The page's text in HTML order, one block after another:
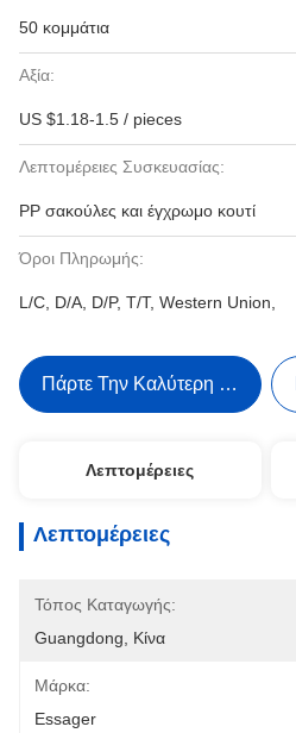
50 κομμάτια
Αξία:
US $1.18-1.5 / pieces
Λεπτομέρειες Συσκευασίας:
PP σακούλες και έγχρωμο κουτί
Όροι Πληρωμής:
L/C, D/A, D/P, T/T, Western Union,
Πάρτε Την Καλύτερη Τιμή
Λεπτομέρειες
Λεπτομέρειες
Τόπος Καταγωγής:
Guangdong, Κίνα
Μάρκα:
Essager